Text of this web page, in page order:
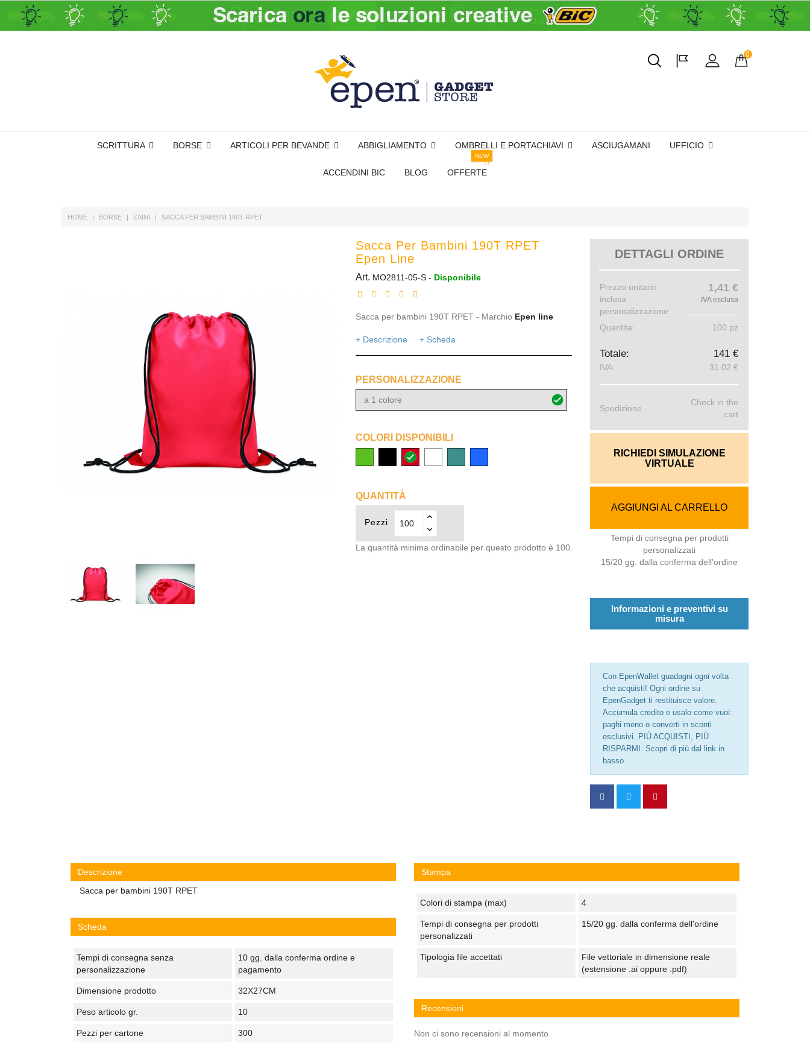
0
SCRITTURA BORSE ARTICOLI PER BEVANDE ABBIGLIAMENTO OMBRELLI E PORTACHIAVI ASCIUGAMANI UFFICIO
ACCENDINI BIC BLOG OFFERTE
NEW
HOME BORSE ZAINI SACCA PER BAMBINI 190T RPET
Sacca Per Bambini 190T RPET
Epen Line
Art. MO2811-05-S - Disponibile
Sacca per bambini 190T RPET - Marchio Epen line
+ Descrizione + Scheda
PERSONALIZZAZIONE
a 1 colore
COLORI DISPONIBILI
rosso
royal
QUANTITÀ
Pezzi
La quantità minima ordinabile per questo prodotto è 100.
DETTAGLI ORDINE
Prezzo unitario
inclusa
personalizzazione
1,41 €
IVA esclusa
Quantita: 100 pz
Totale: 141 €
IVA: 31.02 €
Spedizione
Check in the
cart
RICHIEDI SIMULAZIONE
VIRTUALE
AGGIUNGI AL CARRELLO
Tempi di consegna per prodotti
personalizzati
15/20 gg. dalla conferma dell'ordine
Informazioni e preventivi su
misura
Con EpenWallet guadagni ogni volta
che acquisti! Ogni ordine su
EpenGadget ti restituisce valore.
Accumula credito e usalo come vuoi:
paghi meno o converti in sconti
esclusivi. PIÙ ACQUISTI, PIÙ
RISPARMI. Scopri di più dal link in
basso
Descrizione
Sacca per bambini 190T RPET
Scheda
Tempi di consegna senza
personalizzazione
10 gg. dalla conferma ordine e
pagamento
Dimensione prodotto 32X27CM
Peso articolo gr. 10
Pezzi per cartone 300
Stampa
Colori di stampa (max) 4
Tempi di consegna per prodotti
personalizzati
15/20 gg. dalla conferma dell'ordine
Tipologia file accettati
File vettoriale in dimensione reale
(estensione .ai oppure .pdf)
Recensioni
Non ci sono recensioni al momento.